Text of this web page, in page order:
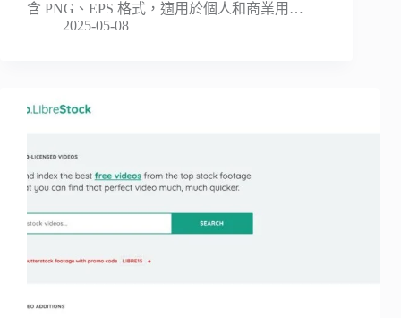
含 PNG、EPS 格式，適用於個人和商業用…
2025-05-08